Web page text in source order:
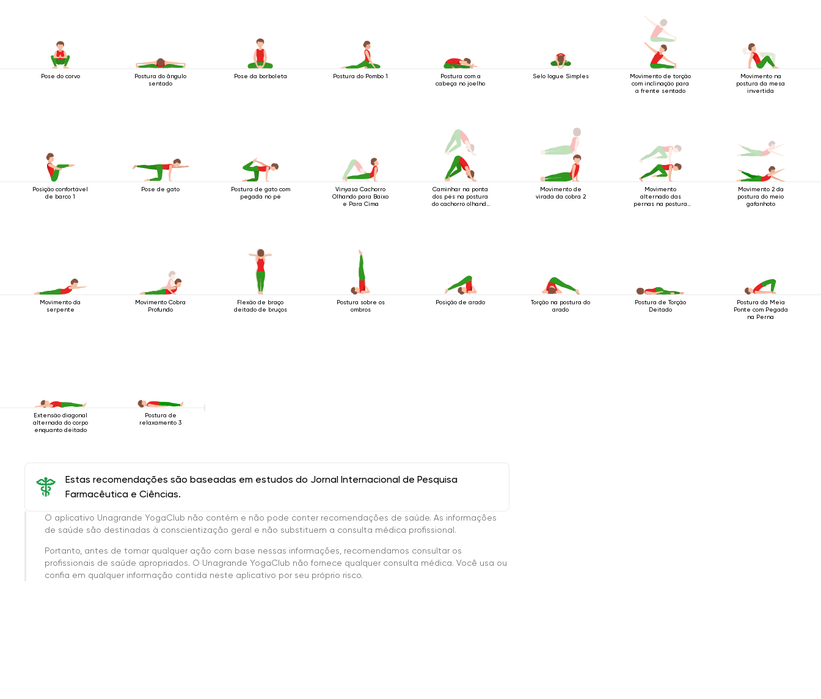
Pose do corvo
Postura do ângulo
sentado
Pose da borboleta Postura do Pombo 1
Postura com a
cabeça no joelho
Selo Iogue Simples
Movimento de torção
com inclinação para
a frente sentado
Movimento na
postura da mesa
invertida
Posição confortável
de barco 1
Pose de gato
Postura de gato com
pegada no pé
Vinyasa Cachorro
Olhando para Baixo
e Para Cima
Caminhar na ponta
dos pés na postura
do cachorro olhando
Movimento de
virada da cobra 2
Movimento
alternado das
pernas na postura
Movimento 2 da
postura do meio
gafanhoto
Movimento da
serpente
Movimento Cobra
Profundo
Flexão de braço
deitado de bruços
Postura sobre os
ombros
Posição de arado
Torção na postura do
arado
Postura de Torção
Deitado
Postura da Meia
Ponte com Pegada
na Perna
Extensão diagonal
alternada do corpo
enquanto deitado
Postura de
relaxamento 3
Estas recomendações são baseadas em estudos do Jornal Internacional de Pesquisa
Farmacêutica e Ciências.
O aplicativo Unagrande YogaClub não contém e não pode conter recomendações de saúde. As informações
de saúde são destinadas à conscientização geral e não substituem a consulta médica profissional.
Portanto, antes de tomar qualquer ação com base nessas informações, recomendamos consultar os
profissionais de saúde apropriados. O Unagrande YogaClub não fornece qualquer consulta médica. Você usa ou
confia em qualquer informação contida neste aplicativo por seu próprio risco.